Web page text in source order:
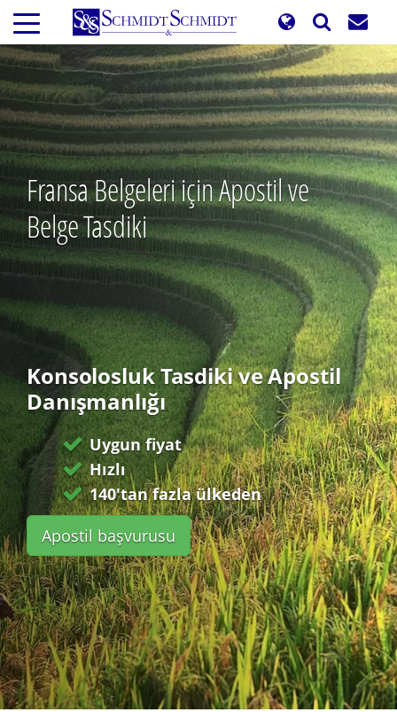
Ana
içeriğe
atla
Fransa Belgeleri için Apostil ve
Belge Tasdiki
Konsolosluk Tasdiki ve Apostil
Danışmanlığı
Uygun fiyat
Hızlı
140'tan fazla ülkeden
Apostil başvurusu